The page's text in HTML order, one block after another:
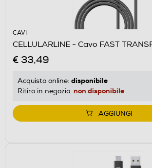
CAVI
CELLULARLINE - Cavo FAST
€ 33,49
Acquisto online: disponibile
Ritiro in negozio: non disponibile
AGGIUNGI